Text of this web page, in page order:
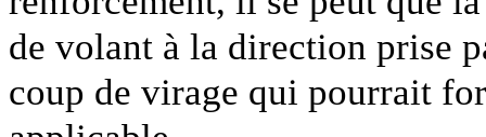
de volant à la direction prise
coup de virage qui pourrait